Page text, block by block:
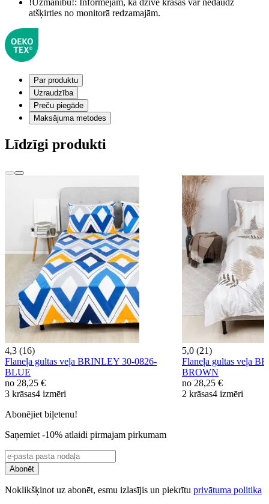
atšķirties no monitorā redzamajām.
Par produktu
Uzraudzība
Preču piegāde
Maksājuma metodes
Līdzīgi produkti
4,3 (16)
Flaneļa gultas veļa BRINLEY 30-0826-
BLUE
no 28,25 €
3 krāsas4 izmēri
5,0 (21)
Flaneļa gultas veļa
BROWN
no 28,25 €
2 krāsas4 izmēri
Abonējiet biļetenu!
Saņemiet -10% atlaidi pirmajam pirkumam
Abonēt
Noklikšķinot uz abonēt, esmu izlasījis un piekrītu privātuma politika